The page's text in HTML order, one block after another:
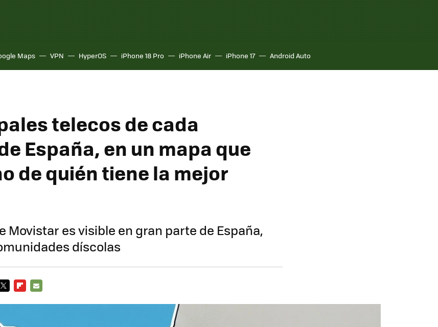
Maps VPN HyperOS iPhone 18 Pro iPhone Air iPhone 17 Android Auto
telecos de cada
España, en un mapa que
de quién tiene la mejor
Movistar es visible en gran parte de España,
díscolas